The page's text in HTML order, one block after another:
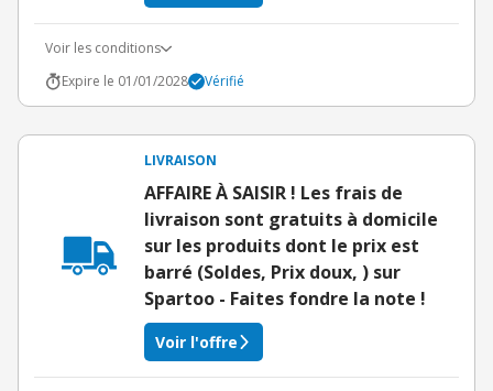
Voir les conditions
Expire le 01/01/2028
Vérifié
LIVRAISON
AFFAIRE À SAISIR ! Les frais de
livraison sont gratuits à domicile
sur les produits dont le prix est
barré (Soldes, Prix doux, ) sur
Spartoo - Faites fondre la note !
Voir l'offre